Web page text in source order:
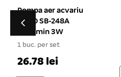
Hranitor automat
acvariu SOBO DA-08
1 buc. per set
114.75 lei